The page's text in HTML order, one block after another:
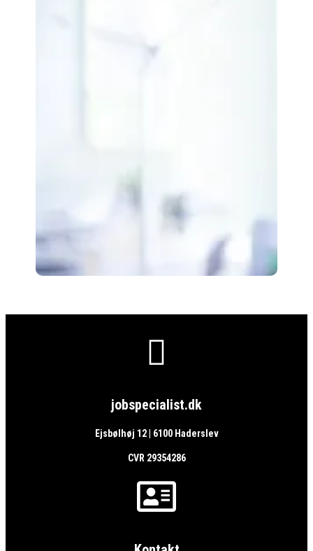

jobspecialist.dk
Ejsbølhøj 12 | 6100 Haderslev
CVR 29354286
